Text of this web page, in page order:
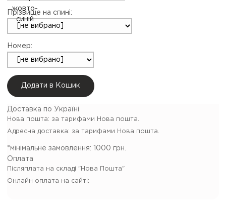
Прізвище на спині:
Номер:
Додати в Кошик
Доставка по Україні
Нова пошта: за тарифами Нова пошта.
Адресна доставка: за тарифами Нова пошта.
*мінімальне замовлення:
1000 грн.
Оплата
Післяплата на складі "Нова Пошта"
Онлайн оплата на сайті: